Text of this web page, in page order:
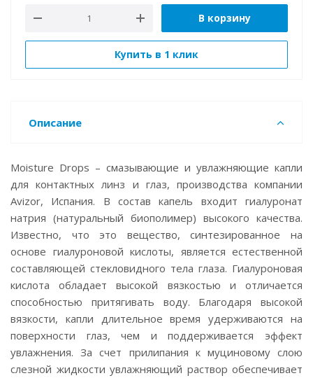
В корзину
Купить в 1 клик
Описание
Moisture Drops – смазывающие и увлажняющие капли
для контактных линз и глаз, производства компании
Avizor, Испания. В состав капель входит гиалуронат
натрия (натуральный биополимер) высокого качества.
Известно, что это вещество, синтезированное на
основе гиалуроновой кислоты, является естественной
составляющей стекловидного тела глаза. Гиалуроновая
кислота обладает высокой вязкостью и отличается
способностью притягивать воду. Благодаря высокой
вязкости, капли длительное время удерживаются на
поверхности глаз, чем и поддерживается эффект
увлажнения. За счет прилипания к муциновому слою
слезной жидкости увлажняющий раствор обеспечивает